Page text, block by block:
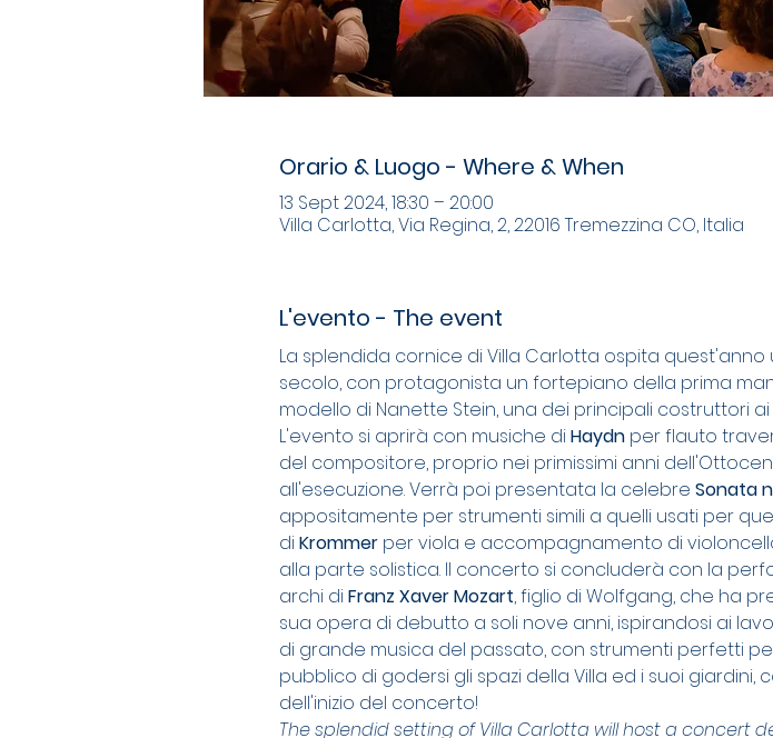
Orario & Luogo - Where & When
13 Sept 2024, 18:30 – 20:00
Villa Carlotta, Via Regina, 2, 22016 Tremezzina CO, Italia
L'evento - The event
La splendida cornice di Villa Carlotta ospita
secolo, con protagonista un fortepiano della prima
modello di Nanette Stein, una dei principali costruttori
L'evento si aprirà con musiche di Haydn per flauto
del compositore, proprio nei primissimi anni
all'esecuzione. Verrà poi presentata la celebre Sonata
appositamente per strumenti simili a quelli usati per
di Krommer per viola e accompagnamento di
alla parte solistica. Il concerto si concluderà con la
archi di Franz Xaver Mozart, figlio di Wolfgang, che ha
sua opera di debutto a soli nove anni, ispirandosi ai
di grande musica del passato, con strumenti perfetti
pubblico di godersi gli spazi della Villa ed i suoi
dell'inizio del concerto!
The splendid setting of Villa Carlotta will host a concert